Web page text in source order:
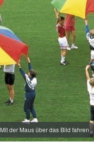
Mit der Maus über das Bild fahren